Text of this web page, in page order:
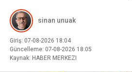
sinan unuak
Giriş: 07-08-2026 18:04
Güncelleme: 07-08-2026 18:05
Kaynak: HABER MERKEZI